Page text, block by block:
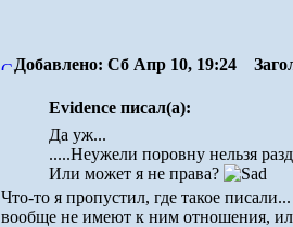
Добавлено: Сб Апр 10, 19:24
Evidence писал(а):
Да уж...
.....Неужели поровну нельзя
Или может я не права?
Что-то я пропустил, где такое
вообще не имеют к ним отношения,